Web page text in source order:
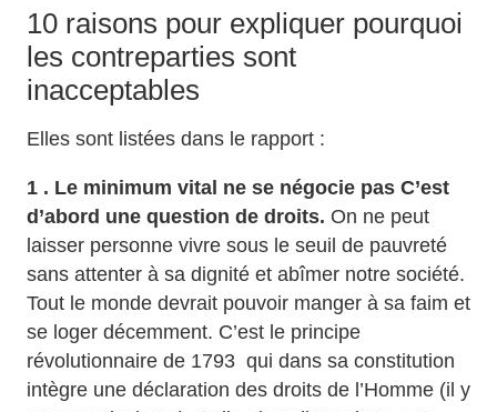
10 raisons pour expliquer pourquoi
les contreparties sont
inacceptables
Elles sont listées dans le rapport :
1 . Le minimum vital ne se négocie pas C’est
d’abord une question de droits. On ne peut
laisser personne vivre sous le seuil de pauvreté
sans attenter à sa dignité et abîmer notre société.
Tout le monde devrait pouvoir manger à sa faim et
se loger décemment. C’est le principe
révolutionnaire de 1793 qui dans sa constitution
intègre une déclaration des droits de l’Homme (il y